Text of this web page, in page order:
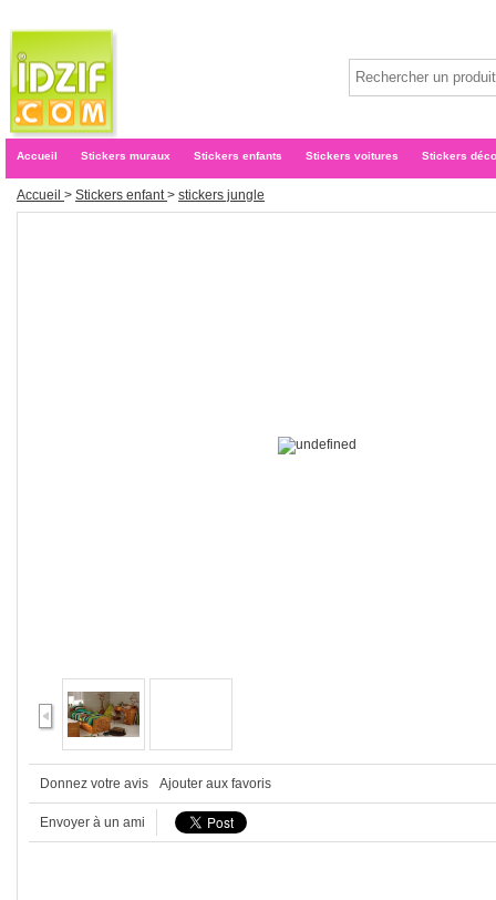
Accueil Stickers muraux Stickers enfants Stickers voitures Stickers déco
Accueil > Stickers enfant > stickers jungle
Donnez votre avis Ajouter aux favoris
Envoyer à un ami